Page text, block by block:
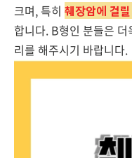
크며, 특히췌장암에 걸
합니다. B형인 분들은
리를 해주시기 바랍니다.